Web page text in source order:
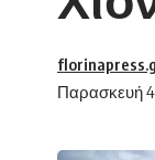
Παρασκευή 4